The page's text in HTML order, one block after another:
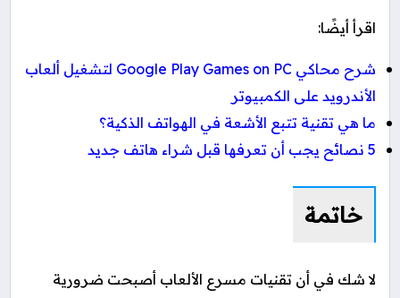
اقرأ أيضًا:
شرح محاكي Google Play Games on PC لتشغيل ألعاب
الأندرويد على الكمبيوتر
ما هي تقنية تتبع الأشعة في الهواتف الذكية؟
5 نصائح يجب أن تعرفها قبل شراء هاتف جديد
خاتمة
لا شك في أن تقنيات مسرع الألعاب أصبحت ضرورية